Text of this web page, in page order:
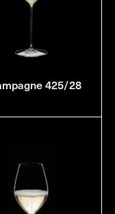
425/28